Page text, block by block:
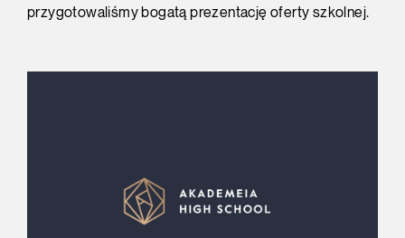
przygotowaliśmy bogatą prezentację oferty szkolnej.